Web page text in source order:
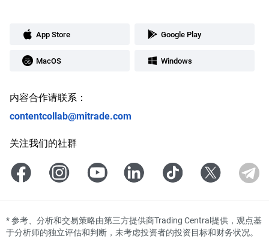
App Store Google Play
MacOS Windows
内容合作请联系：
contentcollab@mitrade.com
关注我们的社群
*参考、分析和交易策略由第三方提供商Trading Central提供，观点基
于分析师的独立评估和判断，未考虑投资者的投资目标和财务状况。